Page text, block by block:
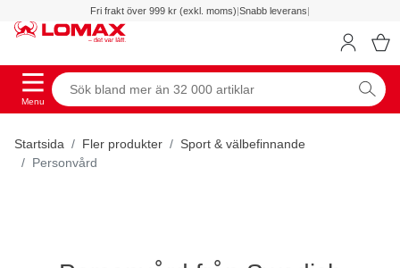
Fri frakt över 999 kr (exkl. moms)|Snabb leverans|
Menu
Startsida Fler produkter
Sport & välbefinnande
Personvård